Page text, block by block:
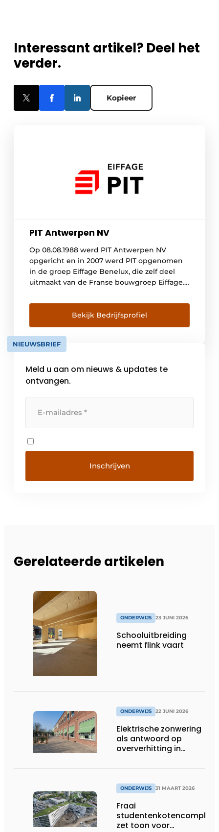
Interessant artikel? Deel het
verder.
Kopieer
PIT Antwerpen NV
Op 08.08.1988 werd PIT Antwerpen NV
opgericht en in 2007 werd PIT opgenomen
in de groep Eiffage Benelux, die zelf deel
uitmaakt van de Franse bouwgroep Eiffage.
Europese ranglijst en realiseert een
jaaromzet van zo’n 15 miljard €uro. Verder is
het een unicum dat de medewerkers
instaan voor 30% […]
Bekijk Bedrijfsprofiel
NIEUWSBRIEF
Meld u aan om nieuws & updates te
ontvangen.
Gerelateerde artikelen
ONDERWIJS 23 JUNI 2026
Schooluitbreiding
neemt flink vaart
ONDERWIJS 22 JUNI 2026
Elektrische zonwering
als antwoord op
oververhitting in
ONDERWIJS 31 MAART 2026
Fraai
studentenkotencomplex
zet toon voor